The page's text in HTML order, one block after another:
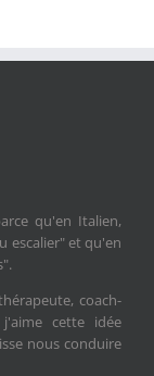
qu'en Italien,
escalier" et qu'en
coach-
cette idée
nous conduire